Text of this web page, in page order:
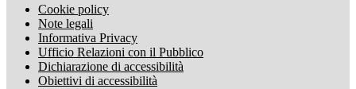
Cookie policy
Note legali
Informativa Privacy
Ufficio Relazioni con il Pubblico
Dichiarazione di accessibilità
Obiettivi di accessibilità